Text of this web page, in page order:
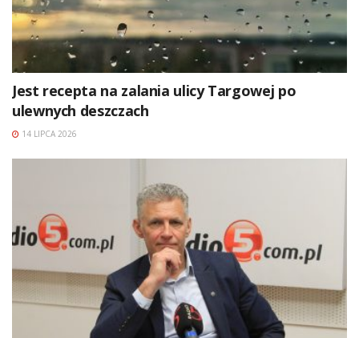
Jest recepta na zalania ulicy Targowej po
ulewnych deszczach
14 LIPCA 2026